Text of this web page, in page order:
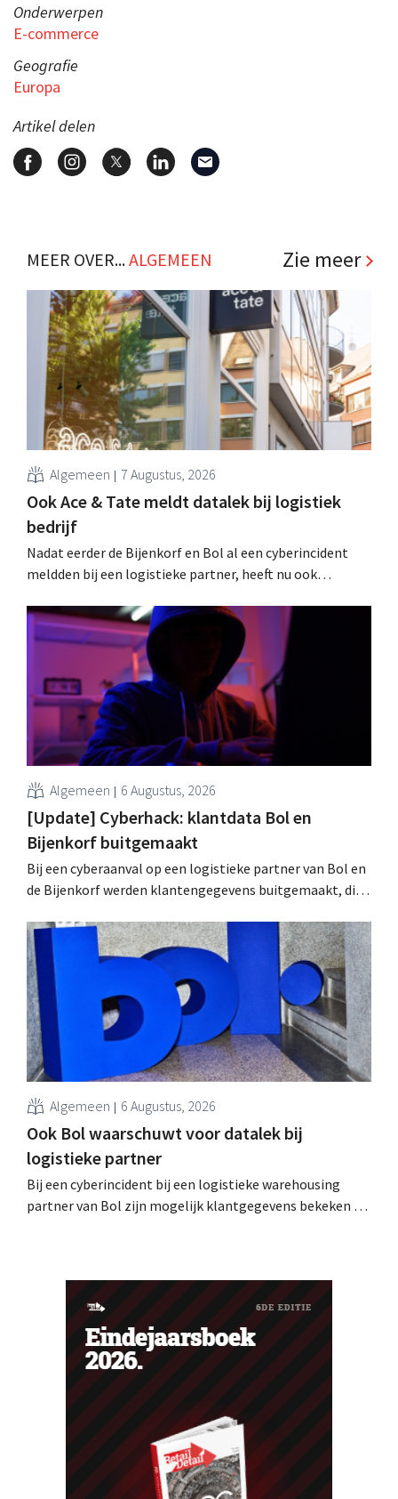
Onderwerpen
E-commerce
Geografie
Europa
Artikel delen
MEER OVER...ALGEMEEN Zie meer
Algemeen 7 Augustus, 2026
Ook Ace & Tate meldt datalek bij logistiek
bedrijf
Nadat eerder de Bijenkorf en Bol al een cyberincident
meldden bij een logistieke partner, heeft nu ook
datalek. Financiële gegevens, gebruikersnamen en
wachtwoorden zijn niet getroffen.
Algemeen 6 Augustus, 2026
[Update] Cyberhack: klantdata Bol en
Bijenkorf buitgemaakt
Bij een cyberaanval op een logistieke partner van Bol en
de Bijenkorf werden klantengegevens buitgemaakt, die
De retailers roepen klanten op alert te zijn voor
phishing.
Algemeen 6 Augustus, 2026
Ook Bol waarschuwt voor datalek bij
logistieke partner
Bij een cyberincident bij een logistieke warehousing
partner van Bol zijn mogelijk klantgegevens bekeken of